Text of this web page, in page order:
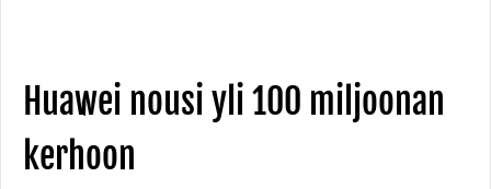
Huawei nousi yli 100 miljoonan
kerhoon